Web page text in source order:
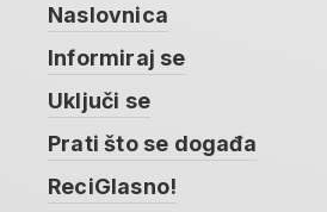
Naslovnica
Informiraj se
Uključi se
Prati što se događa
ReciGlasno!